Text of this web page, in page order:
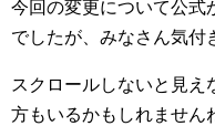
今回の変更について公式
でしたが、みなさん気付
スクロールしないと見え
方もいるかもしれません